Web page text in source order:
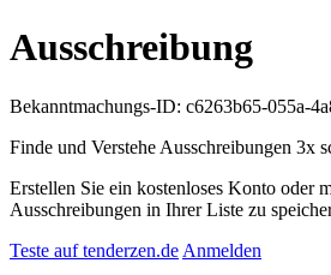
Ausschreibung
Bekanntmachungs-ID: c6263b65-055a-
Finde und Verstehe Ausschreibungen 3x
Erstellen Sie ein kostenloses Konto oder
Ausschreibungen in Ihrer Liste zu
Teste auf tenderzen.de Anmelden